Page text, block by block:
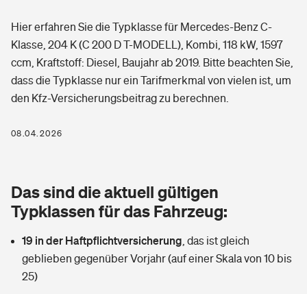
Arbeitsrechtsschutz
Berufshaftpflichtversicherung
Rentenrechner: Wie viel Geld bekomme ich im Alter?
Wer versichert was: Jetzt Versicherer finden
Sie haben Fragen?
Hausratversicherung
Elementarversicherung
Photovoltaik
Wärmepumpen versichern
Vermieterrrechtsschutz
Mietkautionsversicherung
Restkreditversicherung
Pri­vate Haft­pflicht­
Rechts­schutz­ver­si­che­rung
Kinderunfall­ver­si­che­rung
Reiseversicherung
Gesundheit
Private Krankenversicherung
Tierkrankenversicherung
Zur Übersicht
Hier erfahren Sie die Typklasse für Mercedes-Benz C-
Klasse, 204 K (C 200 D T-MODELL), Kombi, 118 kW, 1597
ccm, Kraftstoff: Diesel, Baujahr ab 2019. Bitte beachten Sie,
dass die Typklasse nur ein Tarifmerkmal von vielen ist, um
den Kfz-Versicherungsbeitrag zu berechnen.
08.04.2026
Das sind die aktuell gültigen
Typklassen für das Fahrzeug:
19 in der Haftpflichtversicherung das ist gleich
geblieben gegenüber Vorjahr (auf einer Skala von 10 bis
25)